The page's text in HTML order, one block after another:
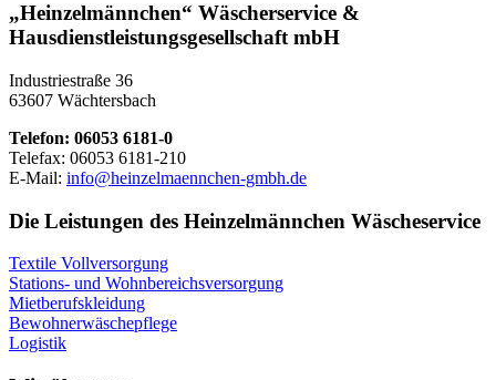
„Heinzelmännchen“ Wäscherservice &
Hausdienstleistungsgesellschaft mbH
Industriestraße 36
63607 Wächtersbach
Telefon: 06053 6181-0
Telefax: 06053 6181-210
E-Mail: info@heinzelmaennchen-gmbh.de
Die Leistungen des Heinzelmännchen Wäscheservice
Textile Vollversorgung
Stations- und Wohnbereichsversorgung
Mietberufskleidung
Bewohnerwäschepflege
Logistik